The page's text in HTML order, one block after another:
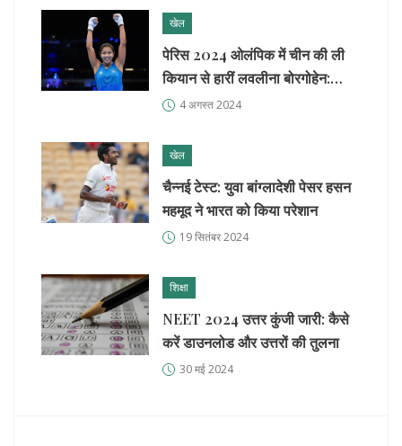
खेल
पेरिस 2024 ओलंपिक में चीन की ली
कियान से हारीं लवलीना बोरगोहेन:
ओलंपिक क्वार्टरफाइनल में बड़ा मुकाबला
4 अगस्त 2024
खेल
चैन्नई टेस्ट: युवा बांग्लादेशी पेसर हसन
महमूद ने भारत को किया परेशान
19 सितंबर 2024
शिक्षा
NEET 2024 उत्तर कुंजी जारी: कैसे
करें डाउनलोड और उत्तरों की तुलना
30 मई 2024